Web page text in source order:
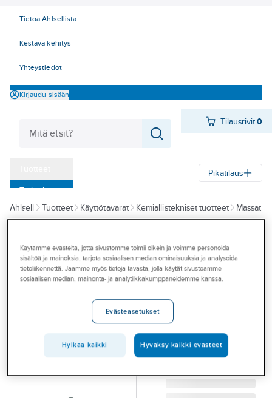
Tietoa Ahlsellista
Kestävä kehitys
Yhteystiedot
Kirjaudu sisään
Tilausrivit 0
‎Tarjoukset
Myymälät
Konseptit
Palvelut
Pikatilaus
Ahlsell Tuotteet Käyttötavarat Kemiallistekniset tuotteet
Massat
Saumauspistoolit ja tarvikkeet
FISCHER
Massapuristin
fischer KPM2
MASSAPURISTIN
Tuotenumero
Toimittajan
tuotenumero:
Käytämme evästeitä, jotta sivustomme toimii oikein ja voimme personoida
sisältöä ja mainoksia, tarjota sosiaalisen median ominaisuuksia ja analysoida
tietoliikennettä. Jaamme myös tietoja tavasta, jolla käytät sivustoamme
sosiaalisen median, mainonta- ja analytiikkakumppaneidemme kanssa.
Evästeasetukset
Hylkää kaikki Hyväksy kaikki evästeet